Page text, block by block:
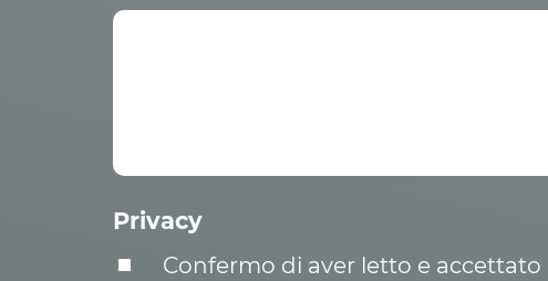
Privacy
Confermo di aver letto e accettato